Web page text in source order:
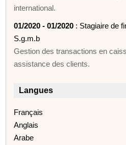
international.
01/2020 - 01/2020 : Stagiaire de
S.g.m.b
Gestion des transactions en
assistance des clients.
Langues
Français
Anglais
Arabe